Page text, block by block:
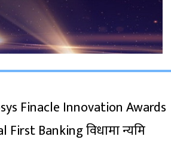
Finacle Innovation Awards
Banking विधामा न्यमि